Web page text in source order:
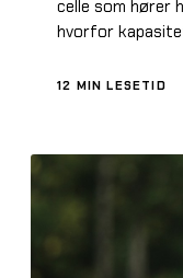
celle som hører
hvorfor
12 MIN LESETID